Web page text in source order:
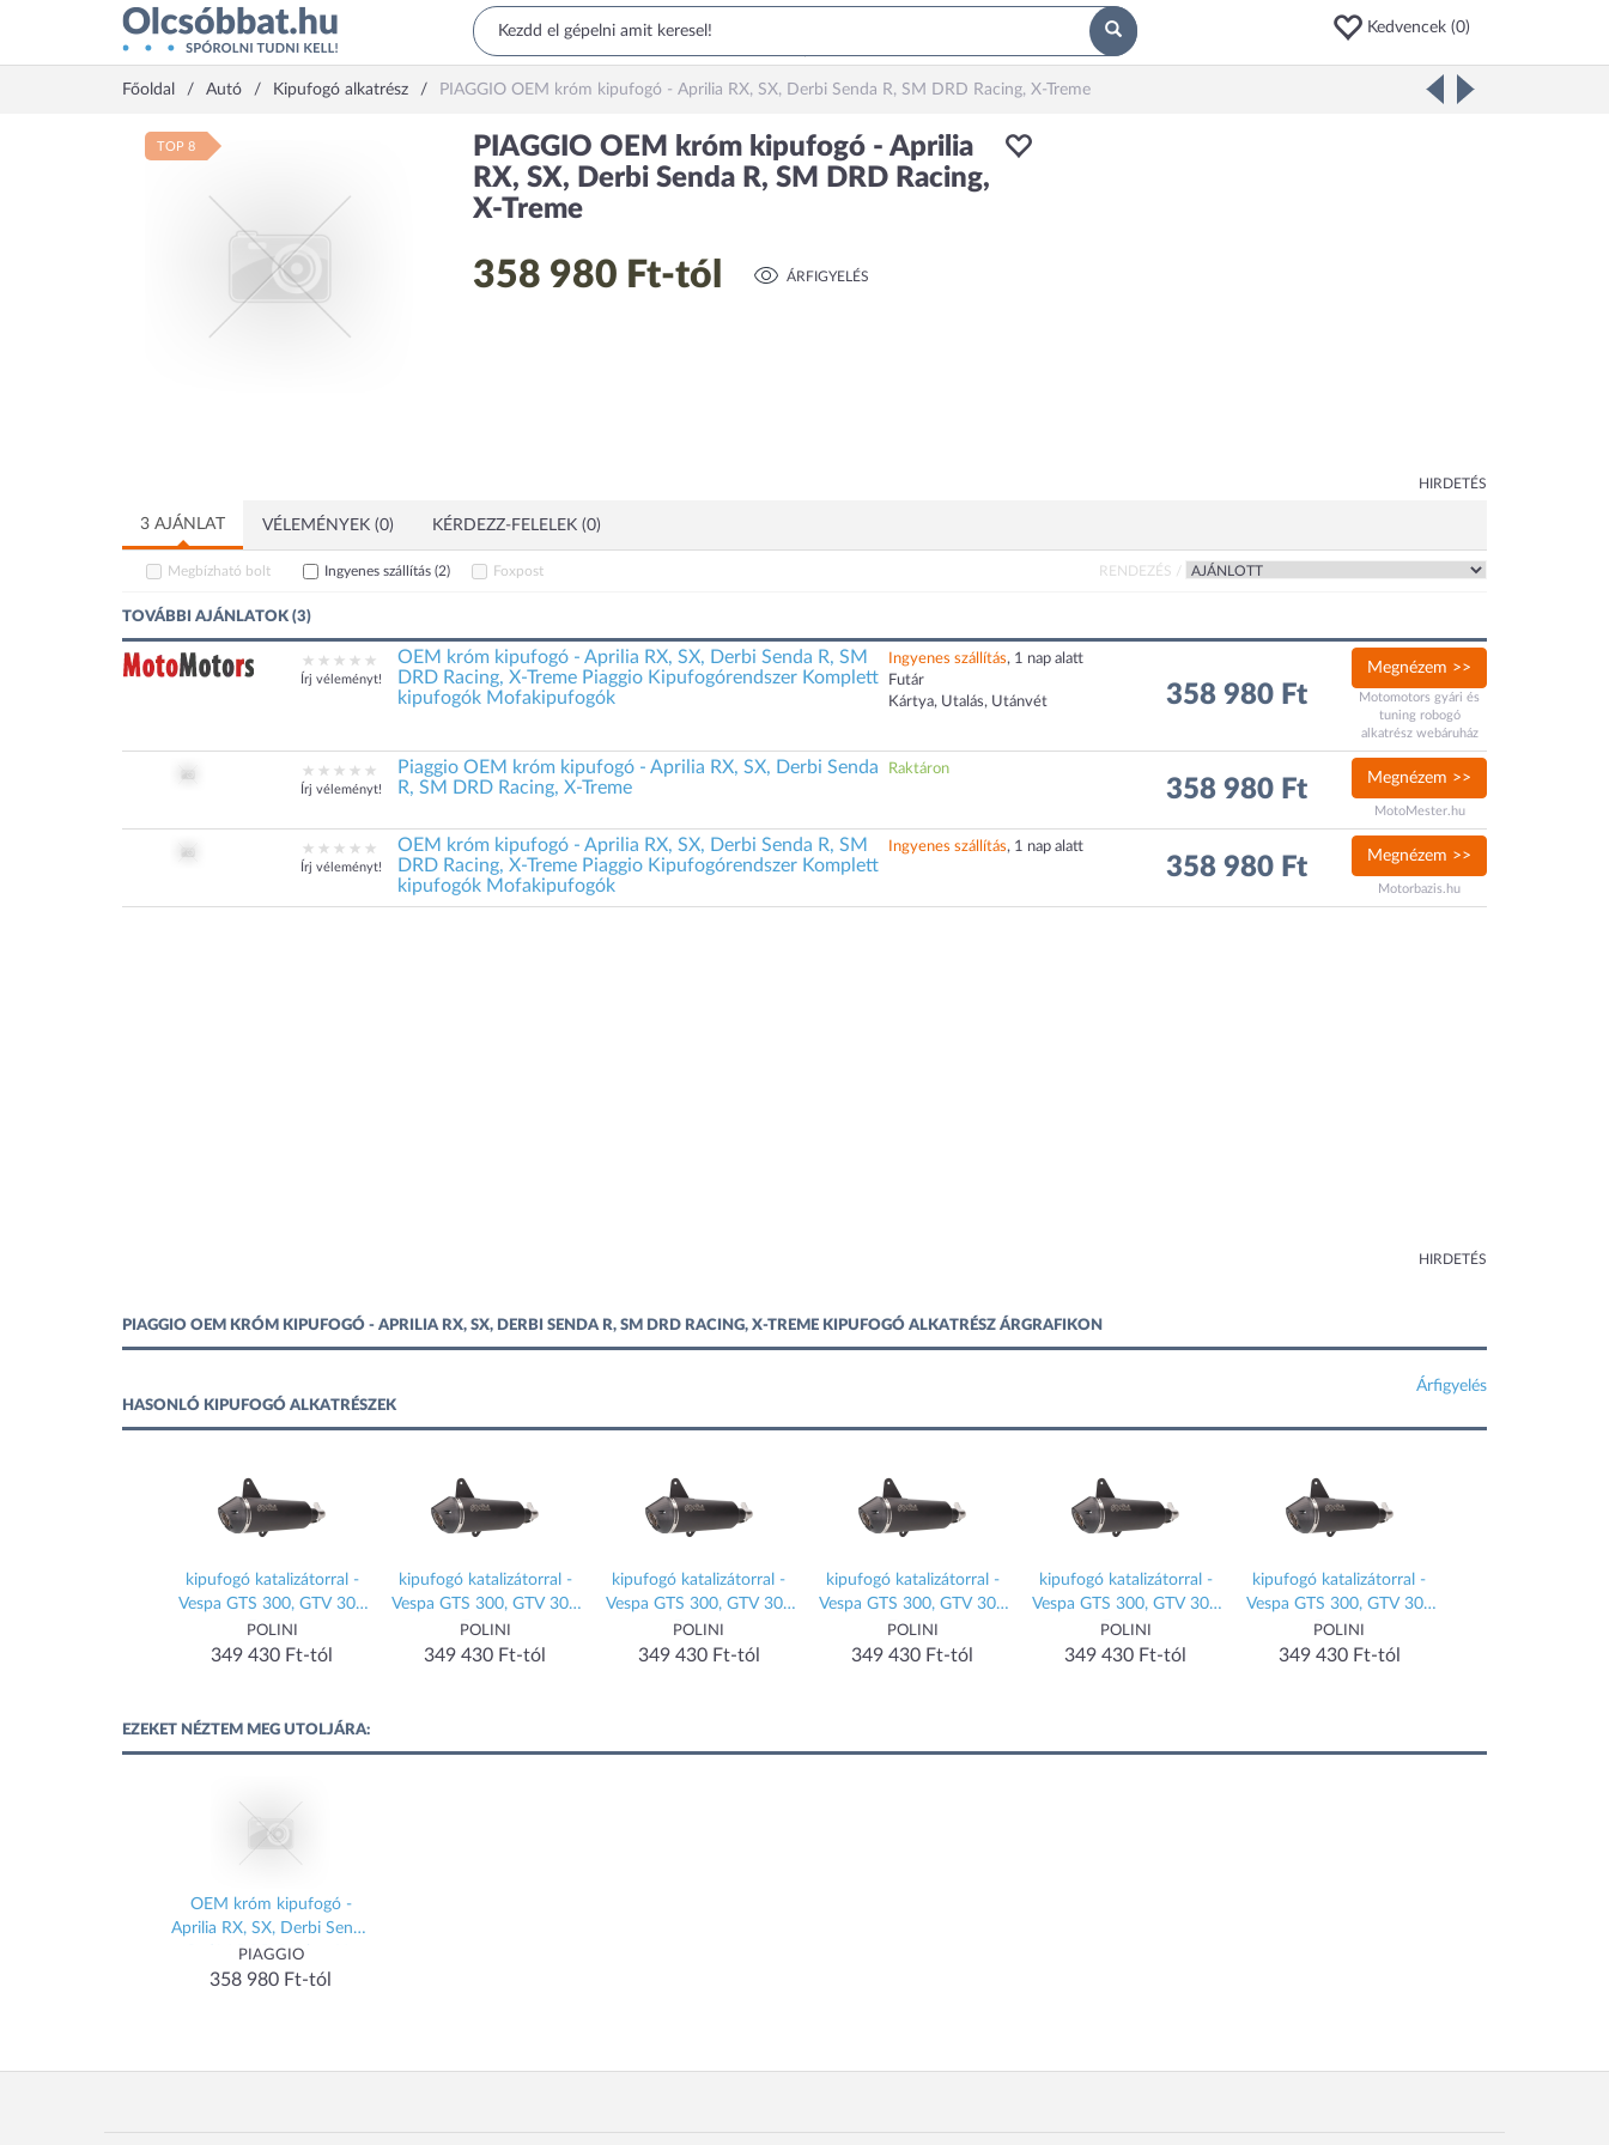
Kedvencek (0)
Főoldal Autó Kipufogó alkatrész PIAGGIO OEM króm kipufogó - Aprilia RX, SX, Derbi Senda R, SM DRD Racing, X-Treme
TOP 8
PIAGGIO OEM króm kipufogó - Aprilia
RX, SX, Derbi Senda R, SM DRD Racing,
X-Treme
358 980 Ft-tól ÁRFIGYELÉS
HIRDETÉS
3 AJÁNLAT VÉLEMÉNYEK (0) KÉRDEZZ-FELELEK (0)
Megbízható bolt Ingyenes szállítás (2) Foxpost RENDEZÉS /
TOVÁBBI AJÁNLATOK (3)
Írj véleményt!
OEM króm kipufogó - Aprilia RX, SX, Derbi Senda R, SM
DRD Racing, X-Treme Piaggio Kipufogórendszer Komplett
kipufogók Mofakipufogók
Ingyenes szállítás, 1 nap alatt
Futár
Kártya, Utalás, Utánvét
358 980 Ft
Megnézem >>
Motomotors gyári és
tuning robogó
alkatrész webáruház
Írj véleményt!
Piaggio OEM króm kipufogó - Aprilia RX, SX, Derbi Senda
R, SM DRD Racing, X-Treme
Raktáron
358 980 Ft Megnézem >>
MotoMester.hu
Írj véleményt!
OEM króm kipufogó - Aprilia RX, SX, Derbi Senda R, SM
DRD Racing, X-Treme Piaggio Kipufogórendszer Komplett
kipufogók Mofakipufogók
Ingyenes szállítás, 1 nap alatt
358 980 Ft Megnézem >>
Motorbazis.hu
HIRDETÉS
PIAGGIO OEM KRÓM KIPUFOGÓ - APRILIA RX, SX, DERBI SENDA R, SM DRD RACING, X-TREME KIPUFOGÓ ALKATRÉSZ ÁRGRAFIKON
Árfigyelés
HASONLÓ KIPUFOGÓ ALKATRÉSZEK
kipufogó katalizátorral -
Vespa GTS 300, GTV 300
Euro 4
POLINI
349 430 Ft-tól
kipufogó katalizátorral -
Vespa GTS 300, GTV 300
Euro 4
POLINI
349 430 Ft-tól
kipufogó katalizátorral -
Vespa GTS 300, GTV 300
Euro 4
POLINI
349 430 Ft-tól
kipufogó katalizátorral -
Vespa GTS 300, GTV 300
Euro 4
POLINI
349 430 Ft-tól
kipufogó katalizátorral -
Vespa GTS 300, GTV 300
Euro 4
POLINI
349 430 Ft-tól
kipufogó katalizátorral -
Vespa GTS 300, GTV 300
Euro 4
POLINI
349 430 Ft-tól
EZEKET NÉZTEM MEG UTOLJÁRA:
OEM króm kipufogó -
Aprilia RX, SX, Derbi Senda
R, SM DRD Racing, X-
Treme
PIAGGIO
358 980 Ft-tól